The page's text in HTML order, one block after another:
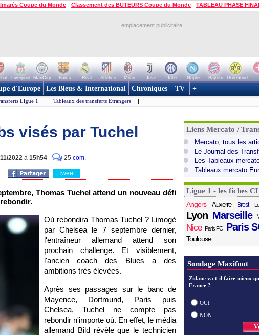
Coupe du Monde - Classement des BUTEURS Coupe du Monde - TABLEAU PHASE
emplacement publicitaire
Liverpool ManCity Barca Real Atletico Milan Juve Inter Naples Bayern
Dortmund
d'Europe Les Bleus & International Chroniques TV +
Ligue 1 | Tableaux des transferts Etrangers |
visés par Tuchel
2022 à 15h54 - 25 com.
Tweet
Thomas Tuchel attend un nouveau défi
Où rebondira Thomas Tuchel ? Limogé
par Chelsea le 7 septembre dernier,
l'entraîneur allemand attend son
prochain challenge. Et visiblement,
l'ancien coach des Blues a des
ambitions très élevées.
Après ses passages sur le banc de
Mayence, Dortmund, Paris puis
Chelsea, Tuchel ne compte pas
rebondir n'importe où. En effet, le média
allemand Bild révèle que le technicien
Liens Mercato /
Mercato, tous les
Le Journal des
Les Tableaux
Tableaux mercato
Ligue 1 - les fiches
Angers
Auxerre Brest
Lyon Marseille
Nice Paris FC Paris
Toulouse
Sondage Maxifoot
Zidane va t-il faire mieux
France ?
OUI
NON